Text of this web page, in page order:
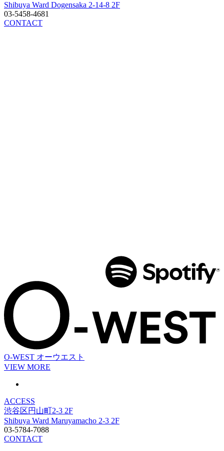
Shibuya Ward Dogensaka 2-14-8 2F
03-5458-4681
CONTACT
O-WEST オーウエスト
VIEW MORE
ACCESS
渋谷区円山町2-3 2F
Shibuya Ward Maruyamacho 2-3 2F
03-5784-7088
CONTACT